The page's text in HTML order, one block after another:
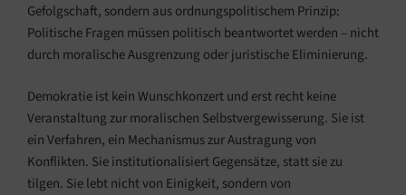
Gefolgschaft, sondern aus ordnungspolitischem Prinzip:
Politische Fragen müssen politisch beantwortet werden – nicht
durch moralische Ausgrenzung oder juristische Eliminierung.
Demokratie ist kein Wunschkonzert und erst recht keine
Veranstaltung zur moralischen Selbstvergewisserung. Sie ist
ein Verfahren, ein Mechanismus zur Austragung von
Konflikten. Sie institutionalisiert Gegensätze, statt sie zu
tilgen. Sie lebt nicht von Einigkeit, sondern von